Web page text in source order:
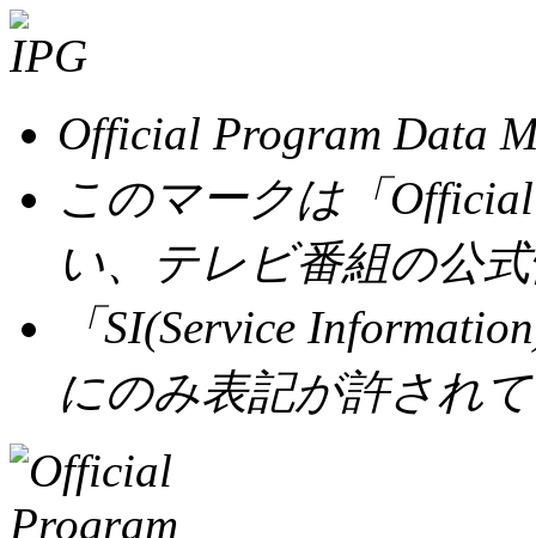
Official Program Data
このマークは「
い、テレビ番組の公
「SI(Service
にのみ表記が許され